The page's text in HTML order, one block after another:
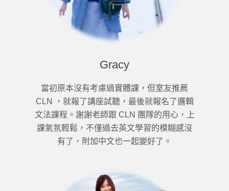
Gracy
當初原本沒有考慮過實體課，但室友推薦
CLN ，就報了講座試聽，最後就報名了邏輯
文法課程。謝謝老師跟 CLN 團隊的用心，上
課氣氛輕鬆，不僅過去英文學習的模糊感沒
有了，附加中文也一起變好了。